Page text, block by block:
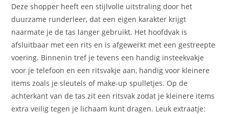
Deze shopper heeft een stijlvolle uitstraling door het
duurzame runderleer, dat een eigen karakter krijgt
naarmate je de tas langer gebruikt. Het hoofdvak is
afsluitbaar met een rits en is afgewerkt met een gestreepte
voering. Binnenin tref je tevens een handig insteekvakje
voor je telefoon en een ritsvakje aan, handig voor kleinere
items zoals je sleutels of make-up spulletjes. Op de
achterkant van de tas zit een ritsvak zodat je kleinere items
extra veilig tegen je lichaam kunt dragen. Leuk extraatje: